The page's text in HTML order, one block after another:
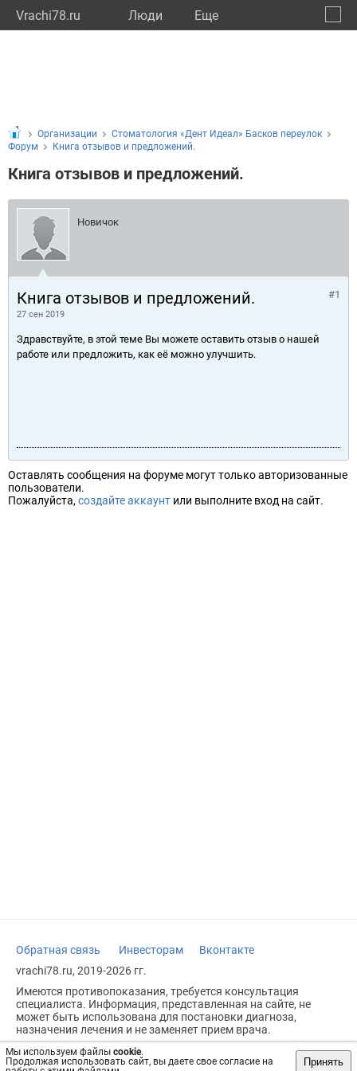
Vrachi78.ru Люди Eще
Мы используем файлы cookie.
Продолжая использовать сайт, вы даете свое согласие на
Принять
Организации
Стоматология «Дент Идеал» Басков переулок
Форум
Книга отзывов и предложений.
Книга отзывов и предложений.
Новичок
Книга отзывов и предложений.
27 сен 2019
#1
Здравствуйте, в этой теме Вы можете оставить отзыв о нашей
работе или предложить, как её можно улучшить.
Оставлять сообщения на форуме могут только авторизованные
пользователи.
Пожалуйста, создайте аккаунт или выполните вход на сайт.
Обратная связь Инвесторам
Вконтакте
vrachi78.ru, 2019-2026 гг.
Имеются противопоказания, требуется консультация
специалиста. Информация, представленная на сайте, не
может быть использована для постановки диагноза,
назначения лечения и не заменяет прием врача.
Возрастное ограничение: 18+